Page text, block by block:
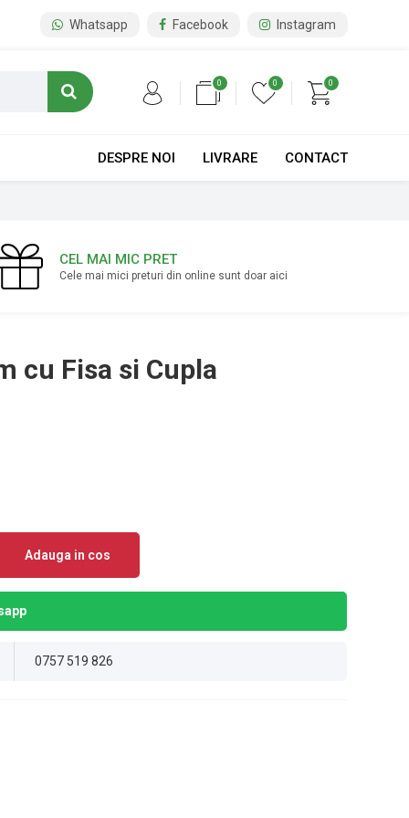
Whatsapp Facebook Instagram
0
0
0
CONTACT
LIVRARE
DESPRE NOI
CEL MAI MIC PRET
Cele mai mici preturi din online sunt doar aici
cu Fisa si Cupla
Adauga in cos
0757 519 826